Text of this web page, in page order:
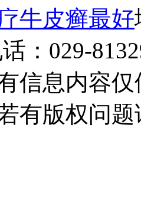
牛皮癣最好
：029-
信息内容
有版权问